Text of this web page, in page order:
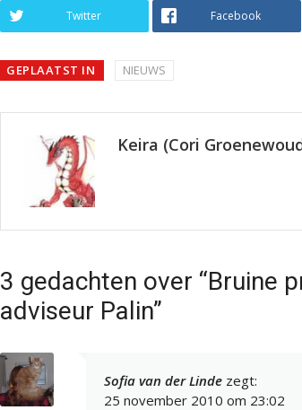
Twitter Facebook
GEPLAATST IN NIEUWS
Keira (Cori
3 gedachten over “Bruine
adviseur Palin”
Sofia van der Linde zegt:
25 november 2010 om 23:02